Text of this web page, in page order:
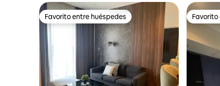
Favorito entre huéspedes
Favorito entre huéspedes